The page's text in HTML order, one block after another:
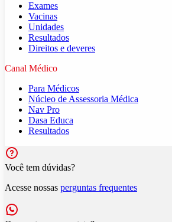
Exames
Vacinas
Unidades
Resultados
Direitos e deveres
Canal Médico
Para Médicos
Núcleo de Assessoria Médica
Nav Pro
Dasa Educa
Resultados
Você tem dúvidas?
Acesse nossas perguntas frequentes